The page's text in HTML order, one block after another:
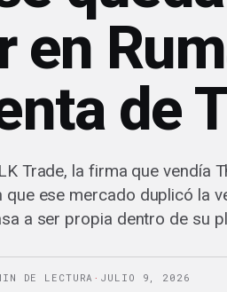
en
de
Trade, la firma que vendía
que ese mercado duplicó la
a ser propia dentro de su
DE LECTURA · JULIO 9, 2026